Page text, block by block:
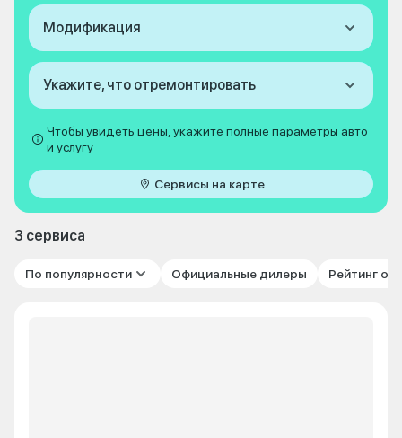
Модификация
Укажите, что отремонтировать
Чтобы увидеть цены, укажите полные параметры авто
и услугу
Сервисы на карте
3 сервиса
По популярности Официальные дилеры Рейтинг